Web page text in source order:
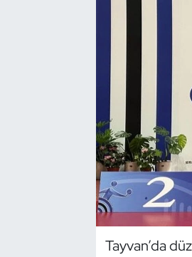
Tayvan’da
Dans Sporları
Dövüş Sanatı